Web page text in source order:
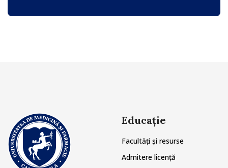
Educație
Facultăți și resurse
Admitere licență